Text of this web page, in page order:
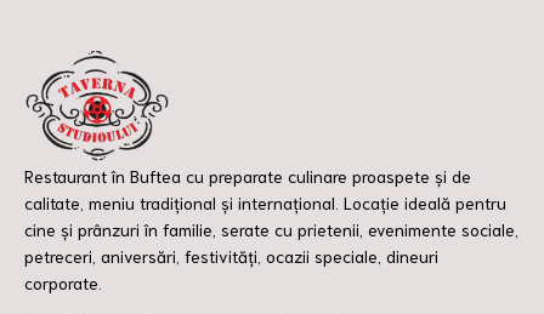
Restaurant în Buftea cu preparate culinare proaspete și de
calitate, meniu tradițional și internațional. Locație ideală pentru
cine și prânzuri în familie, serate cu prietenii, evenimente sociale,
petreceri, aniversări, festivități, ocazii speciale, dineuri
corporate.